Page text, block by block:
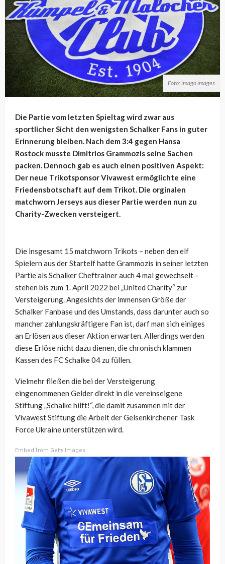
Foto: imago images
Die Partie vom letzten Spieltag wird zwar aus
sportlicher Sicht den wenigsten Schalker Fans in guter
Erinnerung bleiben. Nach dem 3:4 gegen Hansa
Rostock musste Dimitrios Grammozis seine Sachen
packen. Dennoch gab es auch einen positiven Aspekt:
Der neue Trikotsponsor Vivawest ermöglichte eine
Friedensbotschaft auf dem Trikot. Die orginalen
matchworn Jerseys aus dieser Partie werden nun zu
Charity-Zwecken versteigert.
Die insgesamt 15 matchworn Trikots – neben den elf
Spielern aus der Startelf hatte Grammozis in seiner letzten
Partie als Schalker Cheftrainer auch 4 mal gewechselt –
stehen bis zum 1. April 2022 bei „United Charity“ zur
Versteigerung. Angesichts der immensen Größe der
Schalker Fanbase und des Umstands, dass darunter auch so
mancher zahlungskräftigere Fan ist, darf man sich einiges
an Erlösen aus dieser Aktion erwarten. Allerdings werden
diese Erlöse nicht dazu dienen, die chronisch klammen
Kassen des FC Schalke 04 zu füllen.
Vielmehr fließen die bei der Versteigerung
eingenommenen Gelder direkt in die vereinseigene
Stiftung „Schalke hilft!“, die damit zusammen mit der
Vivawest Stiftung die Arbeit der Gelsenkirchener Task
Force Ukraine unterstützen wird.
Embed from Getty Images